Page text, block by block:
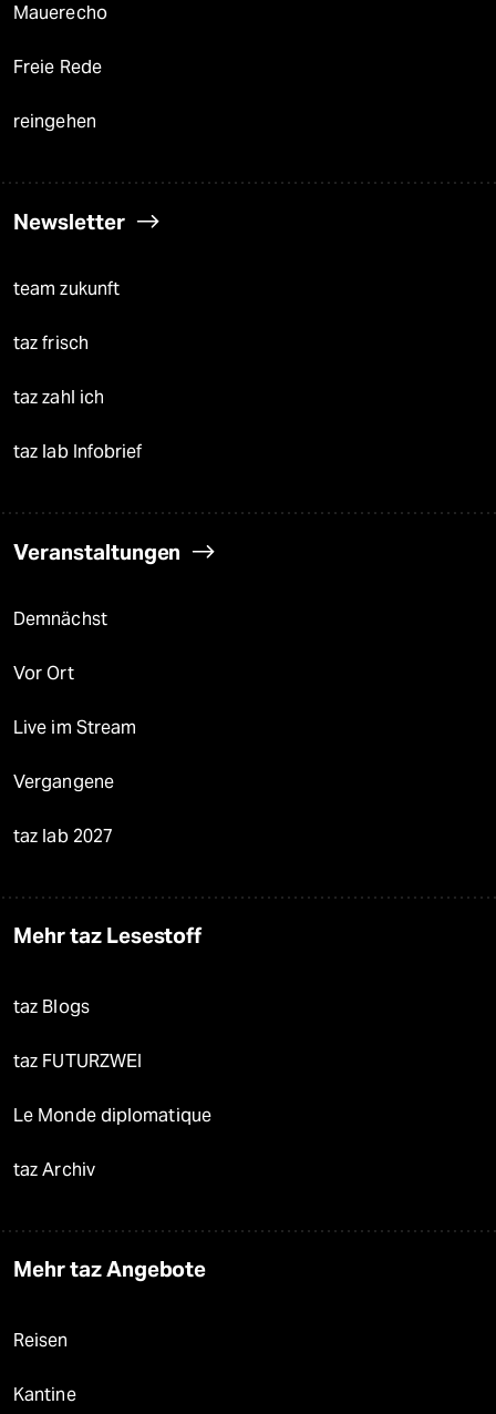
Mauerecho
Freie Rede
reingehen
Newsletter
team zukunft
taz frisch
taz zahl ich
taz lab Infobrief
Veranstaltungen
Demnächst
Vor Ort
Live im Stream
Vergangene
taz lab 2027
Mehr taz Lesestoff
taz Blogs
taz FUTURZWEI
Le Monde diplomatique
taz Archiv
Mehr taz Angebote
Reisen
Kantine